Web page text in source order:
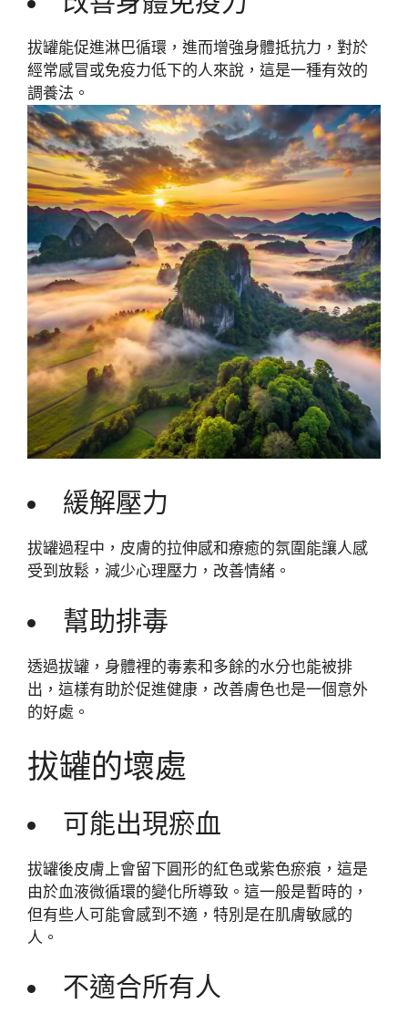
拔罐能促進淋巴循環，進而增強身體抵抗力，對於
經常感冒或免疫力低下的人來說，這是一種有效的
調養法。
緩解壓力
拔罐過程中，皮膚的拉伸感和療癒的氛圍能讓人感
受到放鬆，減少心理壓力，改善情緒。
幫助排毒
透過拔罐，身體裡的毒素和多餘的水分也能被排
出，這樣有助於促進健康，改善膚色也是一個意外
的好處。
拔罐的壞處
可能出現瘀血
拔罐後皮膚上會留下圓形的紅色或紫色瘀痕，這是
由於血液微循環的變化所導致。這一般是暫時的，
但有些人可能會感到不適，特別是在肌膚敏感的
人。
不適合所有人